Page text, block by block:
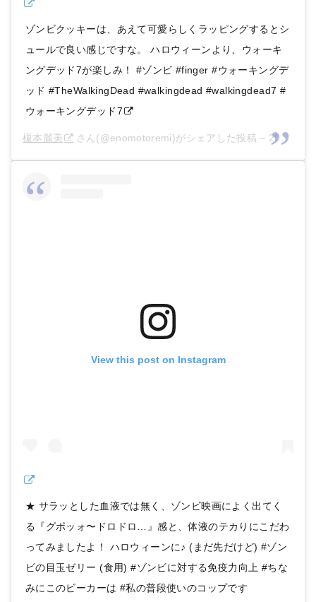
ゾンビクッキーは、あえて可愛らしくラッピングするとシ
ュールで良い感じですな。 ハロウィーンより、ウォーキ
ングデッド7が楽しみ！ #ゾンビ #finger #ウォーキングデ
ッド #TheWalkingDead #walkingdead #walkingdead7 #
ウォーキングデッド7
榎本麗美 さん(@enomotoremi)がシェアした投稿 – 2016年10月月4日午後11時53分PDT
View this post on Instagram
★ サラッとした血液では無く、ゾンビ映画によく出てく
る『グポッォ〜ドロドロ…』感と、体液のテカりにこだわ
ってみましたよ！ ハロウィーンに♪ (まだ先だけど) #ゾン
ビの目玉ゼリー (食用) #ゾンビに対する免疫力向上 #ちな
みにこのビーカーは #私の普段使いのコップです